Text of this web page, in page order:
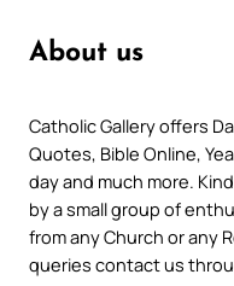
About us
Catholic Gallery offers
Quotes, Bible Online,
day and much more.
by a small group of
from any Church or any
queries contact us